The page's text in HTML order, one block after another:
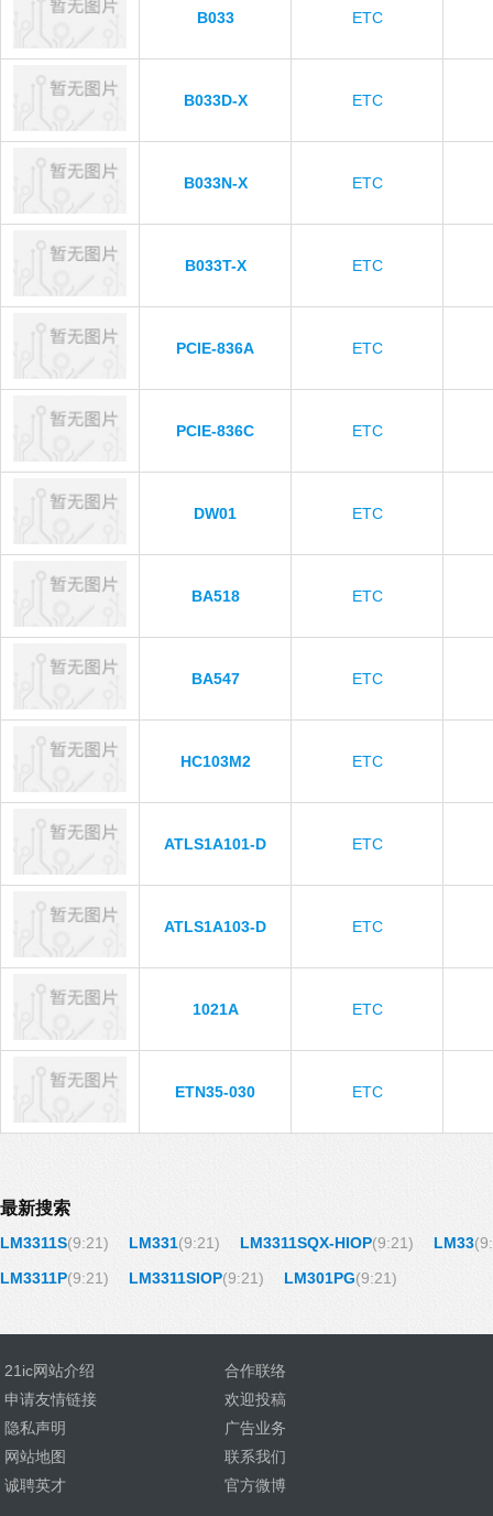
B033 ETC
B033D-X ETC
B033N-X ETC
B033T-X ETC
PCIE-836A ETC
PCIE-836C ETC
DW01 ETC
BA518 ETC
BA547 ETC
HC103M2 ETC
ATLS1A101-D ETC
ATLS1A103-D ETC
1021A ETC
ETN35-030 ETC
最新搜索
LM3311S(9:21) LM331(9:21) LM3311SQX-HIOP(9:21) LM33
LM3311P(9:21) LM3311SIOP(9:21) LM301PG(9:21)
21ic网站介绍
合作联络
申请友情链接
欢迎投稿
隐私声明
广告业务
网站地图
联系我们
诚聘英才
官方微博